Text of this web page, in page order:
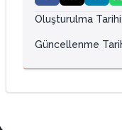
Oluşturulma Tarihi:
Güncellenme